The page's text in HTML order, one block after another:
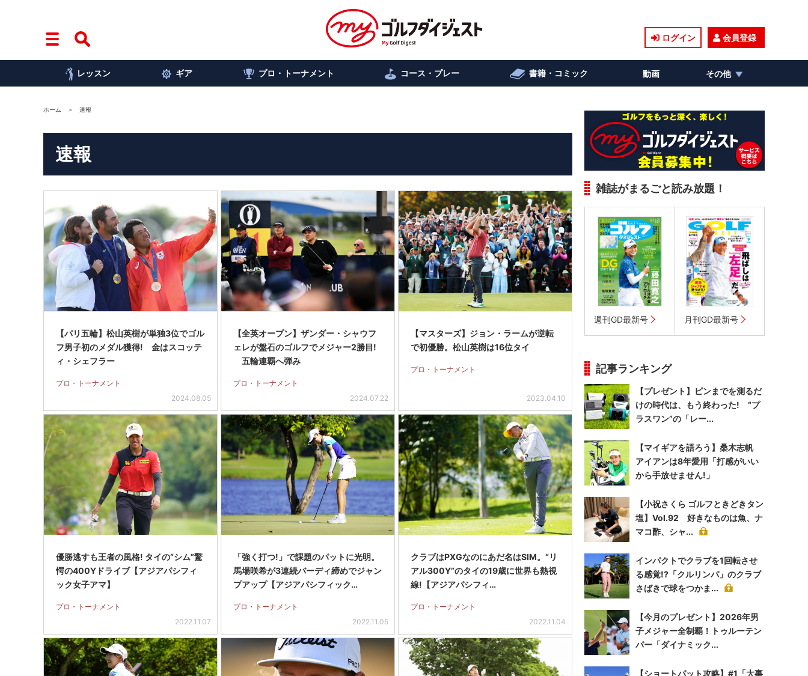
ログイン 会員登録
レッスン ギア プロ・トーナメント コース・プレー 書籍・コミック 動画 その他
ホーム 速報
速報
【パリ五輪】松山英樹が単独3位でゴル
フ男子初のメダル獲得! 金はスコッテ
ィ・シェフラー
プロ・トーナメント
2024.08.05
【全英オープン】ザンダー・シャウフ
ェレが盤石のゴルフでメジャー2勝目!
五輪連覇へ弾み
プロ・トーナメント
2024.07.22
【マスターズ】ジョン・ラームが逆転
で初優勝。松山英樹は16位タイ
プロ・トーナメント
2023.04.10
優勝逃すも王者の風格! タイの“シム”驚
愕の400Yドライブ【アジアパシフィ
ック女子アマ】
プロ・トーナメント
2022.11.07
「強く打つ!」で課題のパットに光明。
馬場咲希が3連続バーディ締めでジャン
プアップ【アジアパシフィック…
プロ・トーナメント
2022.11.05
クラブはPXGなのにあだ名はSIM。“リ
アル300Y”のタイの19歳に世界も熱視
線!【アジアパシフィ…
プロ・トーナメント
2022.11.04
雑誌がまるごと読み放題！
週刊GD最新号 月刊GD最新号
記事ランキング
【プレゼント】ピンまでを測るだ
けの時代は、もう終わった! “プ
ラスワン”の「レー...
【マイギアを語ろう】桑木志帆
アイアンは8年愛用「打感がいい
から手放せません!」
【小祝さくら ゴルフときどきタン
塩】Vol.92 好きなものは魚、ナ
マコ酢、シャ...
インパクトでクラブを1回転させ
る感覚!?「クルリンパ」のクラブ
さばきで球をつかま...
【今月のプレゼント】2026年男
子メジャー全制覇！トゥルーテン
パー「ダイナミック...
【ショートパット攻略】#1「大事